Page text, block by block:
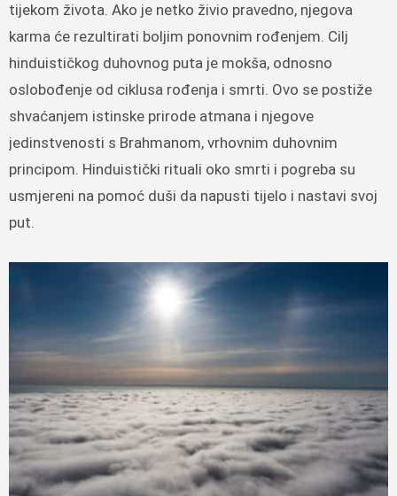
tijekom života. Ako je netko živio pravedno, njegova
karma će rezultirati boljim ponovnim rođenjem. Cilj
hinduističkog duhovnog puta je mokša, odnosno
oslobođenje od ciklusa rođenja i smrti. Ovo se postiže
shvaćanjem istinske prirode atmana i njegove
jedinstvenosti s Brahmanom, vrhovnim duhovnim
principom. Hinduistički rituali oko smrti i pogreba su
usmjereni na pomoć duši da napusti tijelo i nastavi svoj
put.